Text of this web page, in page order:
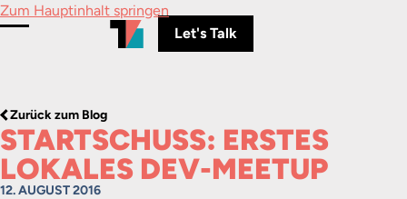
Zum Hauptinhalt springen
Menü umschalten
Let's Talk
Zurück zum Blog
STARTSCHUSS: ERSTES
LOKALES DEV-MEETUP
12. AUGUST 2016